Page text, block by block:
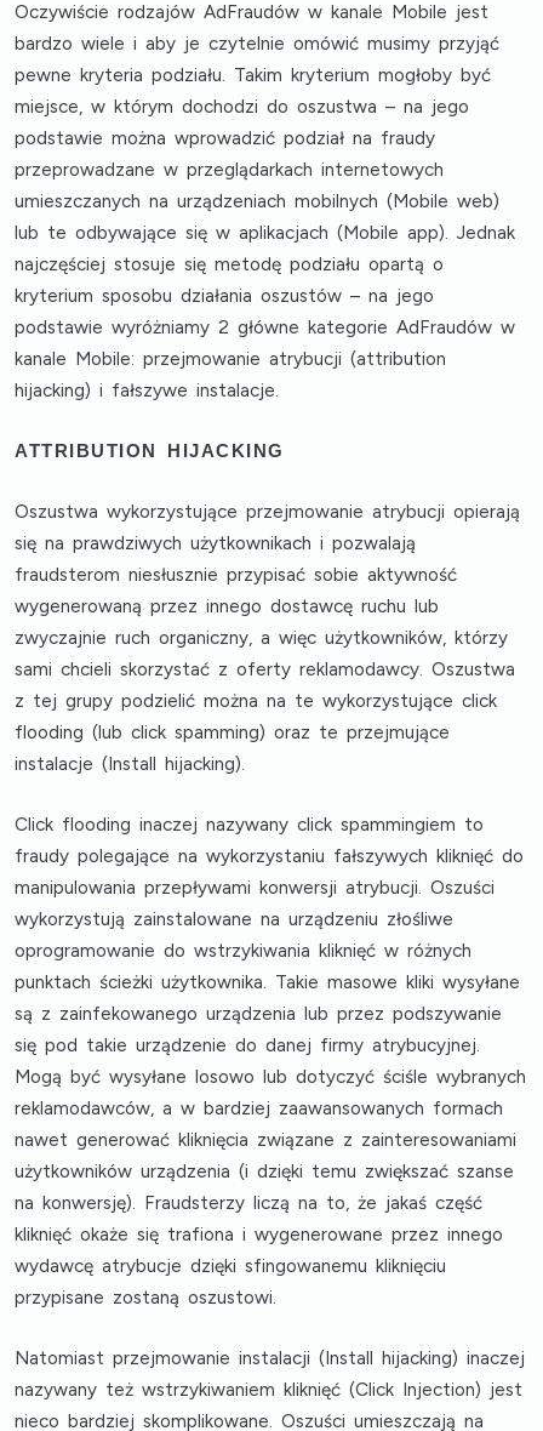
Oczywiście rodzajów AdFraudów w kanale Mobile jest
bardzo wiele i aby je czytelnie omówić musimy przyjąć
pewne kryteria podziału. Takim kryterium mogłoby być
miejsce, w którym dochodzi do oszustwa – na jego
podstawie można wprowadzić podział na fraudy
przeprowadzane w przeglądarkach internetowych
umieszczanych na urządzeniach mobilnych (Mobile web)
lub te odbywające się w aplikacjach (Mobile app). Jednak
najczęściej stosuje się metodę podziału opartą o
kryterium sposobu działania oszustów – na jego
podstawie wyróżniamy 2 główne kategorie AdFraudów w
kanale Mobile: przejmowanie atrybucji (attribution
hijacking) i fałszywe instalacje.
ATTRIBUTION HIJACKING
Oszustwa wykorzystujące przejmowanie atrybucji opierają
się na prawdziwych użytkownikach i pozwalają
fraudsterom niesłusznie przypisać sobie aktywność
wygenerowaną przez innego dostawcę ruchu lub
zwyczajnie ruch organiczny, a więc użytkowników, którzy
sami chcieli skorzystać z oferty reklamodawcy. Oszustwa
z tej grupy podzielić można na te wykorzystujące click
flooding (lub click spamming) oraz te przejmujące
instalacje (Install hijacking).
Click flooding inaczej nazywanyclick spammingiem to
fraudy polegające na wykorzystaniu fałszywych kliknięć do
manipulowania przepływami konwersji atrybucji. Oszuści
wykorzystują zainstalowane na urządzeniu złośliwe
oprogramowanie do wstrzykiwania kliknięć w różnych
punktach ścieżki użytkownika. Takie masowe kliki wysyłane
są z zainfekowanego urządzenia lub przez podszywanie
się pod takie urządzenie do danej firmy atrybucyjnej.
Mogą być wysyłane losowo lub dotyczyć ściśle wybranych
reklamodawców, a w bardziej zaawansowanych formach
nawet generować kliknięcia związane z zainteresowaniami
użytkowników urządzenia (i dzięki temu zwiększać szanse
na konwersję). Fraudsterzy liczą na to, że jakaś część
kliknięć okaże się trafiona i wygenerowane przez innego
wydawcę atrybucje dzięki sfingowanemu kliknięciu
przypisane zostaną oszustowi.
Natomiast przejmowanie instalacji (Install hijacking) inaczej
nazywany też wstrzykiwaniem kliknięć (Click Injection) jest
nieco bardziej skomplikowane. Oszuści umieszczają na